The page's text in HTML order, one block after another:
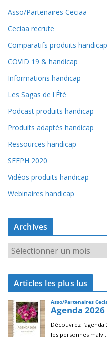
Asso/Partenaires Ceciaa
Ceciaa recrute
Comparatifs produits handicap
COVID 19 & handicap
Informations handicap
Les Sagas de l'Été
Podcast produits handicap
Produits adaptés handicap
Ressources handicap
SEEPH 2020
Vidéos produits handicap
Webinaires handicap
Archives
r
c
i
v
e
s
Articles les plus lus